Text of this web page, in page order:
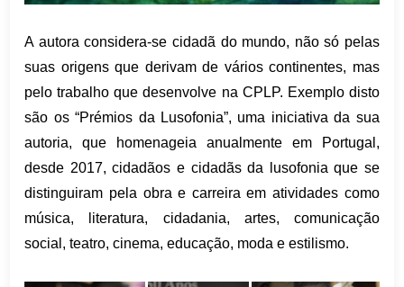
A autora considera-se cidadã do mundo, não só pelas
suas origens que derivam de vários continentes, mas
pelo trabalho que desenvolve na CPLP. Exemplo disto
são os “Prémios da Lusofonia”, uma iniciativa da sua
autoria, que homenageia anualmente em Portugal,
desde 2017, cidadãos e cidadãs da lusofonia que se
distinguiram pela obra e carreira em atividades como
música, literatura, cidadania, artes, comunicação
social, teatro, cinema, educação, moda e estilismo.